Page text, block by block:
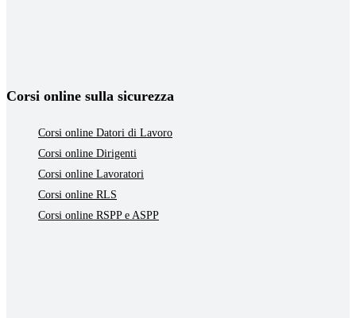
Corsi online sulla sicurezza
Corsi online Datori di Lavoro
Corsi online Dirigenti
Corsi online Lavoratori
Corsi online RLS
Corsi online RSPP e ASPP